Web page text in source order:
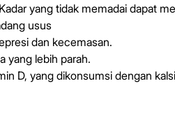
yang tidak memadai dapat
usus
dan kecemasan.
yang lebih parah.
D, yang dikonsumsi dengan